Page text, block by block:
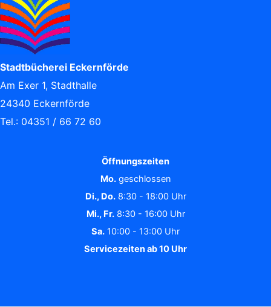
Stadtbücherei Eckernförde
Am Exer 1, Stadthalle
24340 Eckernförde
Tel.: 04351 / 66 72 60
Öffnungszeiten
Mo.geschlossen
Di., Do.8:30 - 18:00 Uhr
Mi., Fr.8:30 - 16:00 Uhr
Sa. 10:00 - 13:00 Uhr
Servicezeiten ab 10 Uhr